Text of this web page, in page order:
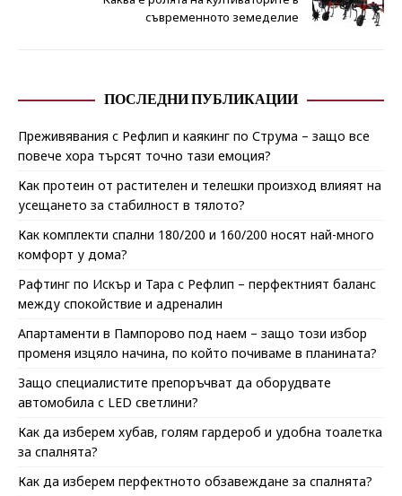
съвременното земеделие
ПОСЛЕДНИ ПУБЛИКАЦИИ
Преживявания с Рефлип и каякинг по Струма – защо все
повече хора търсят точно тази емоция?
Как протеин от растителен и телешки произход влияят на
усещането за стабилност в тялото?
Как комплекти спални 180/200 и 160/200 носят най-много
комфорт у дома?
Рафтинг по Искър и Тара с Рефлип – перфектният баланс
между спокойствие и адреналин
Апартаменти в Пампорово под наем – защо този избор
променя изцяло начина, по който почиваме в планината?
Защо специалистите препоръчват да оборудвате
автомобила с LED светлини?
Как да изберем хубав, голям гардероб и удобна тоалетка
за спалнята?
Как да изберем перфектното обзавеждане за спалнята?